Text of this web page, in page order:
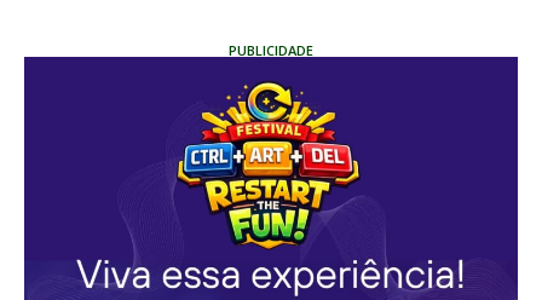
PUBLICIDADE